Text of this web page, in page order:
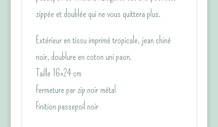
zippée et doublée qui ne vous quittera plus.
Extérieur en tissu imprimé tropicale, jean chiné
noir, doublure en coton uni paon.
Taille 16×24 cm
Fermeture par zip noir métal
Finition passepoil noir